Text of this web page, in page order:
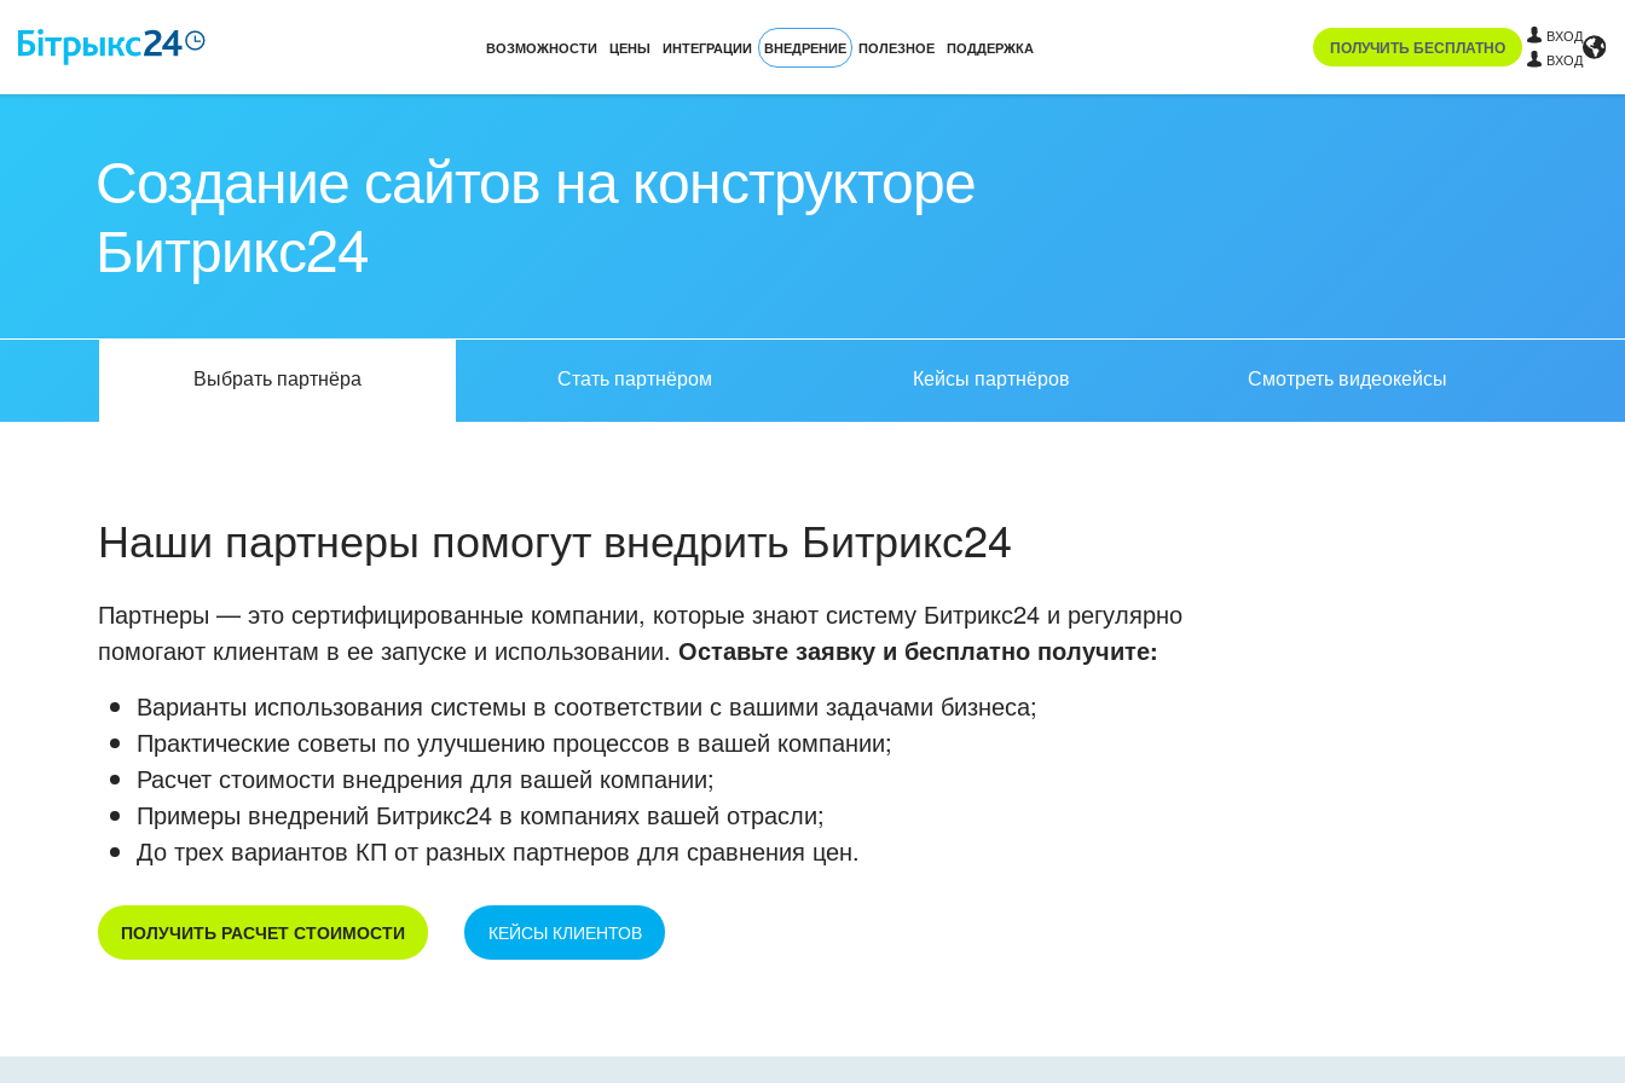
ВОЗМОЖНОСТИ ЦЕНЫ ИНТЕГРАЦИИ ВНЕДРЕНИЕ ПОЛЕЗНОЕ ПОДДЕРЖКА ПОЛУЧИТЬ БЕСПЛАТНО
ВХОД
ВХОД
Создание сайтов на конструкторе
Битрикс24
Выбрать партнёра Стать партнёром Кейсы партнёров Смотреть видеокейсы
Наши партнеры помогут внедрить Битрикс24
Партнеры — это сертифицированные компании, которые знают систему Битрикс24 и регулярно
помогают клиентам в ее запуске и использовании. Оставьте заявку и бесплатно получите:
Варианты использования системы в соответствии с вашими задачами бизнеса;
Практические советы по улучшению процессов в вашей компании;
Расчет стоимости внедрения для вашей компании;
Примеры внедрений Битрикс24 в компаниях вашей отрасли;
До трех вариантов КП от разных партнеров для сравнения цен.
ПОЛУЧИТЬ РАСЧЕТ СТОИМОСТИ КЕЙСЫ КЛИЕНТОВ